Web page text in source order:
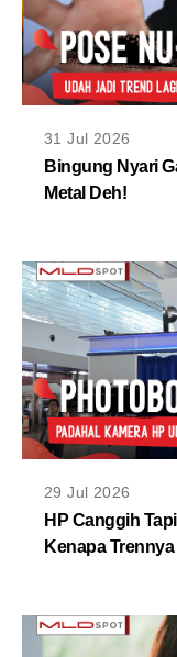
EVENTS
MLDPODCAST
VIDEOS
MLDPOINTS
31 Jul 2026
Bingung Nyari
Metal Deh!
29 Jul 2026
HP Canggih
Kenapa